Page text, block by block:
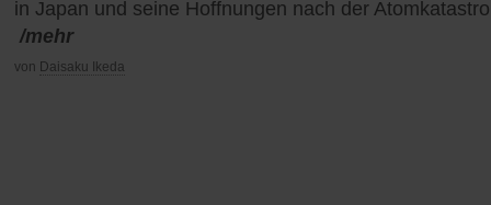
in Japan und seine Hoffnungen nach der
/mehr
von Daisaku Ikeda